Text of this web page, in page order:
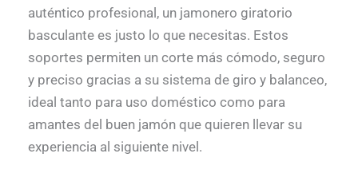
auténtico profesional, un jamonero giratorio
basculante es justo lo que necesitas. Estos
soportes permiten un corte más cómodo, seguro
y preciso gracias a su sistema de giro y balanceo,
ideal tanto para uso doméstico como para
amantes del buen jamón que quieren llevar su
experiencia al siguiente nivel.